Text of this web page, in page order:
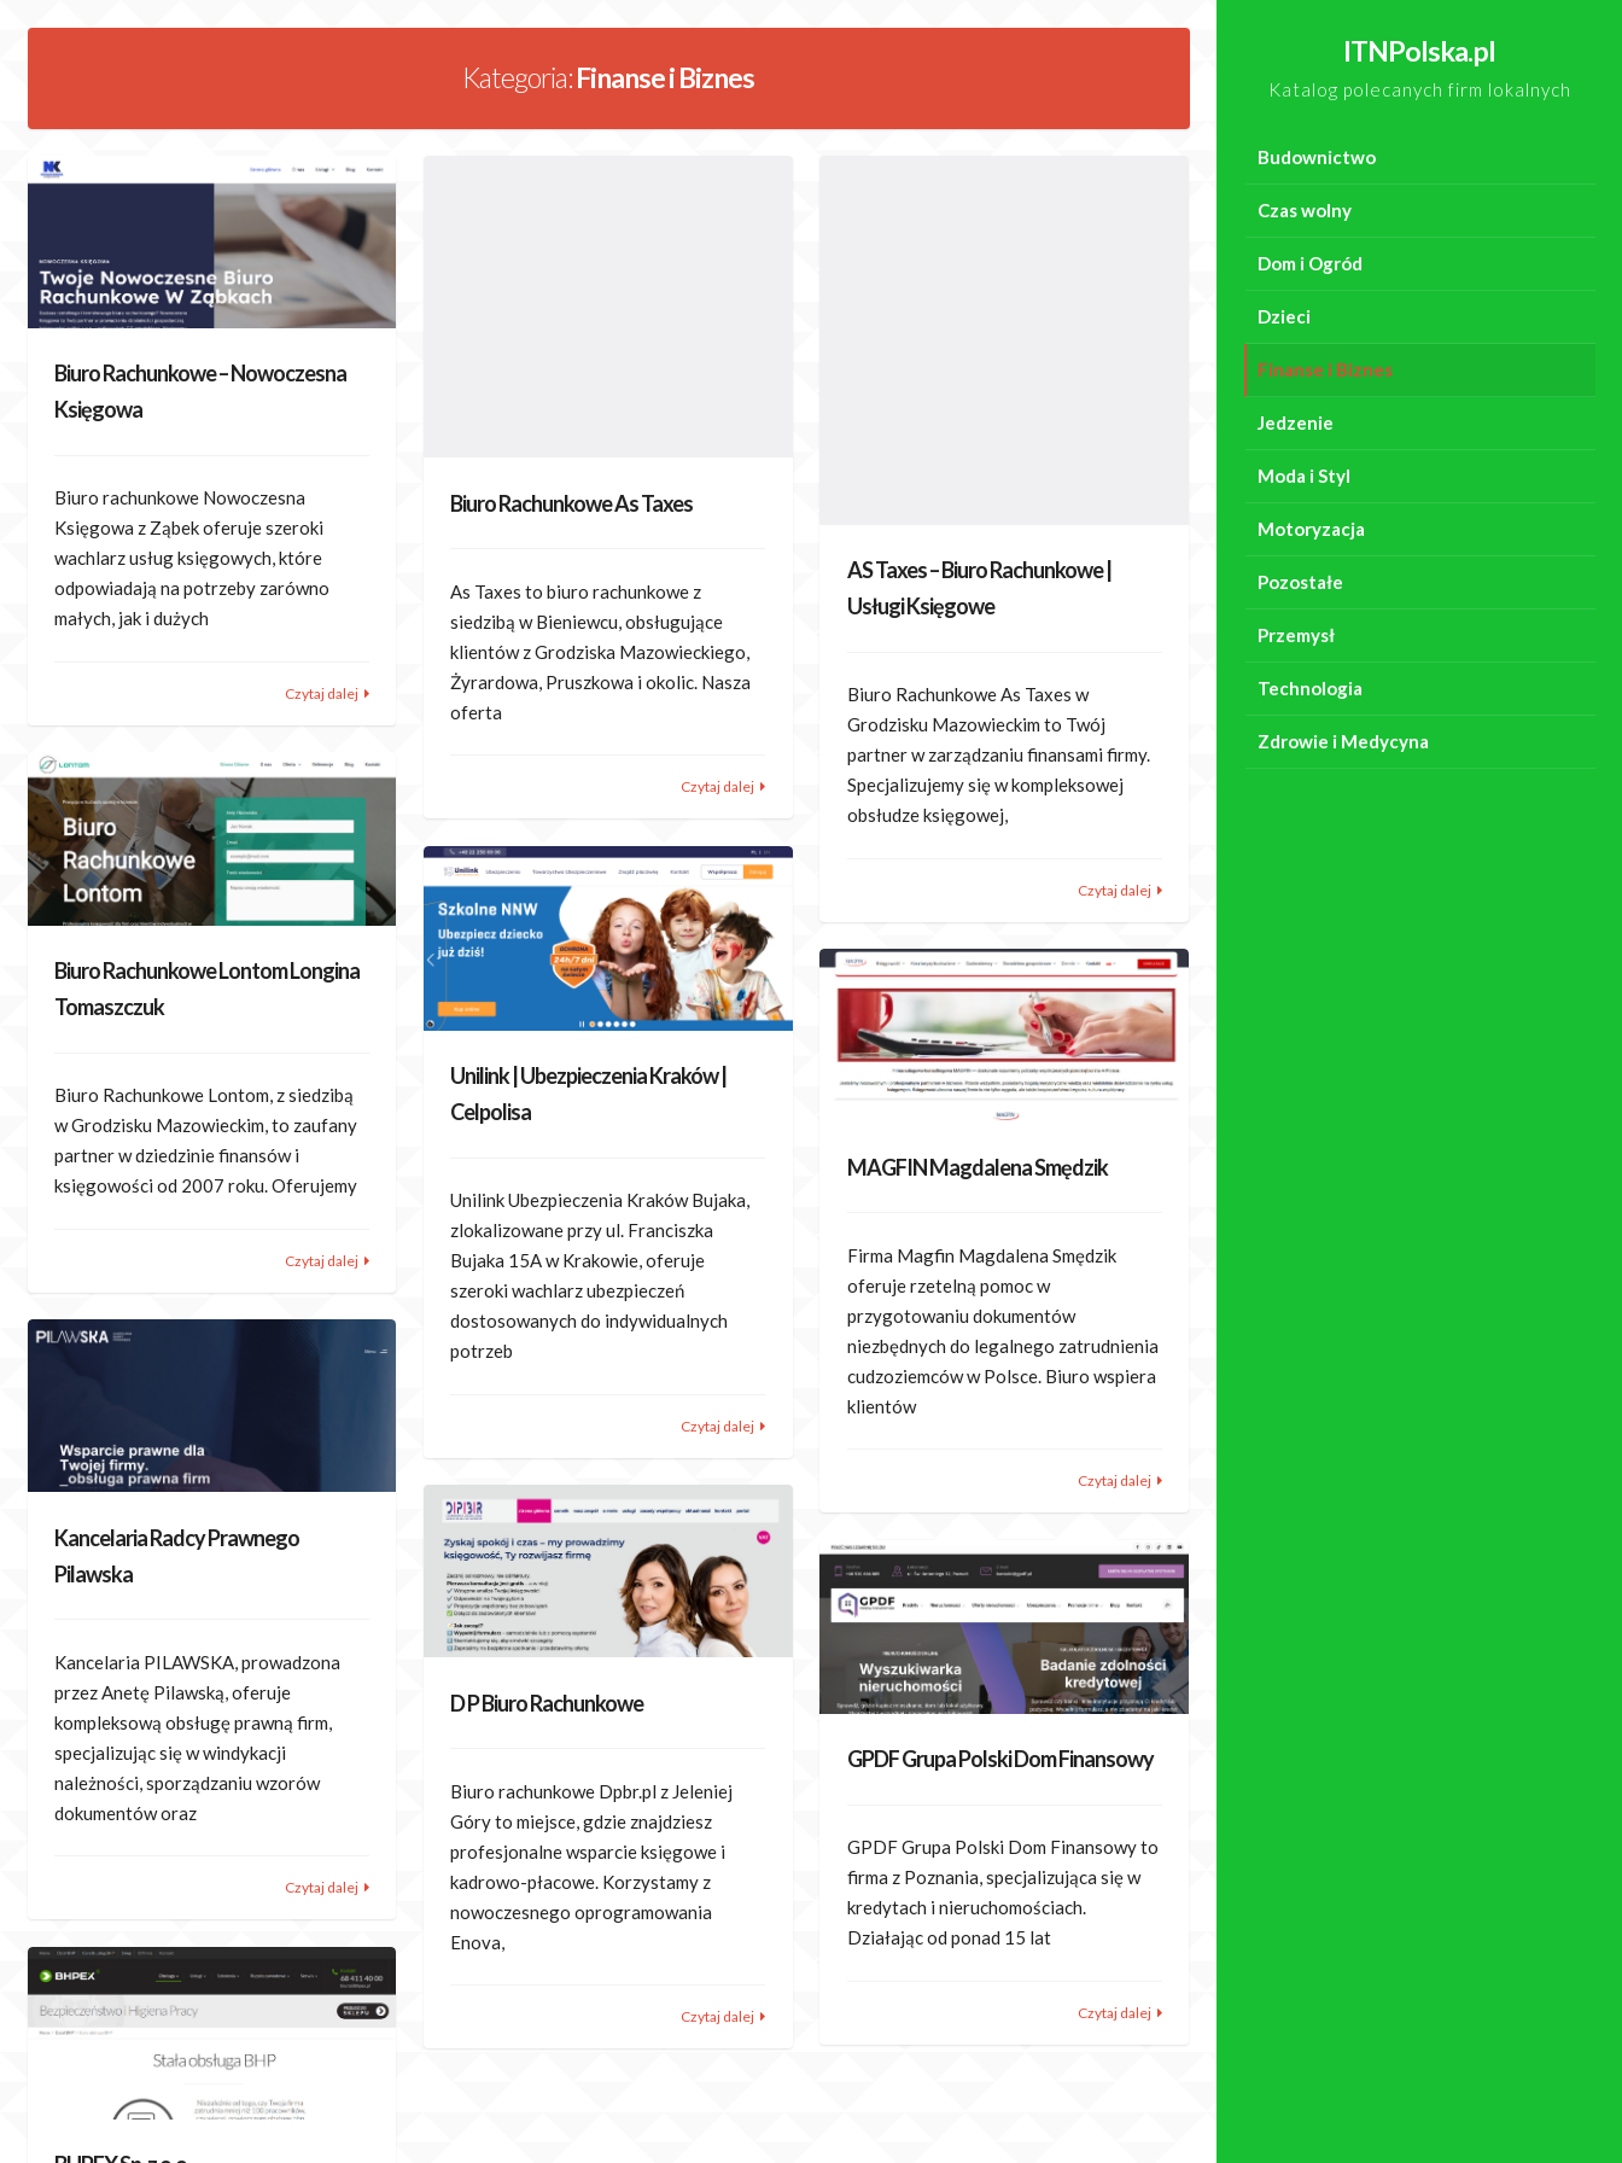
ITNPolska.pl
Katalog polecanych firm lokalnych
Budownictwo
Czas wolny
Dom i Ogród
Dzieci
Finanse i Biznes
Jedzenie
Moda i Styl
Motoryzacja
Pozostałe
Przemysł
Technologia
Zdrowie i Medycyna
Kategoria:Finanse i Biznes
Biuro Rachunkowe – Nowoczesna
Księgowa
Biuro rachunkowe Nowoczesna
Księgowa z Ząbek oferuje szeroki
wachlarz usług księgowych, które
odpowiadają na potrzeby zarówno
małych, jak i dużych
Czytaj dalej
Biuro Rachunkowe As Taxes
As Taxes to biuro rachunkowe z
siedzibą w Bieniewcu, obsługujące
klientów z Grodziska Mazowieckiego,
Żyrardowa, Pruszkowa i okolic. Nasza
oferta
Czytaj dalej
AS Taxes – Biuro Rachunkowe |
Usługi Księgowe
Biuro Rachunkowe As Taxes w
Grodzisku Mazowieckim to Twój
partner w zarządzaniu finansami firmy.
Specjalizujemy się w kompleksowej
obsłudze księgowej,
Czytaj dalej
Biuro Rachunkowe Lontom Longina
Tomaszczuk
Biuro Rachunkowe Lontom, z siedzibą
w Grodzisku Mazowieckim, to zaufany
partner w dziedzinie finansów i
księgowości od 2007 roku. Oferujemy
Czytaj dalej
Unilink | Ubezpieczenia Kraków |
Celpolisa
Unilink Ubezpieczenia Kraków Bujaka,
zlokalizowane przy ul. Franciszka
Bujaka 15A w Krakowie, oferuje
szeroki wachlarz ubezpieczeń
dostosowanych do indywidualnych
potrzeb
Czytaj dalej
MAGFIN Magdalena Smędzik
Firma Magfin Magdalena Smędzik
oferuje rzetelną pomoc w
przygotowaniu dokumentów
niezbędnych do legalnego zatrudnienia
cudzoziemców w Polsce. Biuro wspiera
klientów
Czytaj dalej
Kancelaria Radcy Prawnego
Pilawska
Kancelaria PILAWSKA, prowadzona
przez Anetę Pilawską, oferuje
kompleksową obsługę prawną firm,
specjalizując się w windykacji
należności, sporządzaniu wzorów
dokumentów oraz
Czytaj dalej
D P Biuro Rachunkowe
Biuro rachunkowe Dpbr.pl z Jeleniej
Góry to miejsce, gdzie znajdziesz
profesjonalne wsparcie księgowe i
kadrowo-płacowe. Korzystamy z
nowoczesnego oprogramowania
Enova,
Czytaj dalej
GPDF Grupa Polski Dom Finansowy
GPDF Grupa Polski Dom Finansowy to
firma z Poznania, specjalizująca się w
kredytach i nieruchomościach.
Działając od ponad 15 lat
Czytaj dalej